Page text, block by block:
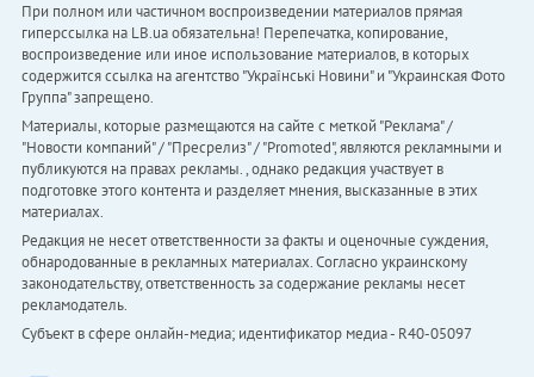
При полном или частичном воспроизведении материалов прямая
гиперссылка на LB.ua обязательна! Перепечатка, копирование,
воспроизведение или иное использование материалов, в которых
содержится ссылка на агентство "Українськi Новини" и "Украинская Фото
Группа" запрещено.
Материалы, которые размещаются на сайте с меткой "Реклама" /
"Новости компаний" / "Пресрелиз" / "Promoted", являются рекламными и
публикуются на правах рекламы. , однако редакция участвует в
подготовке этого контента и разделяет мнения, высказанные в этих
материалах.
Редакция не несет ответственности за факты и оценочные суждения,
обнародованные в рекламных материалах. Согласно украинскому
законодательству, ответственность за содержание рекламы несет
рекламодатель.
Субъект в сфере онлайн-медиа; идентификатор медиа - R40-05097